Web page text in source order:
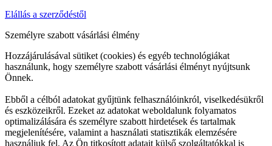
Elállás a szerződéstől
Személyre szabott vásárlási élmény
Hozzájárulásával sütiket (cookies) és egyéb technológiákat
használunk, hogy személyre szabott vásárlási élményt nyújtsunk
Önnek.
Ebből a célból adatokat gyűjtünk felhasználóinkról, viselkedésükről
és eszközeikről. Ezeket az adatokat weboldalunk folyamatos
optimalizálására és személyre szabott hirdetések és tartalmak
megjelenítésére, valamint a használati statisztikák elemzésére
használjuk fel. Az Ön titkosított adatait külső szolgáltatókkal is